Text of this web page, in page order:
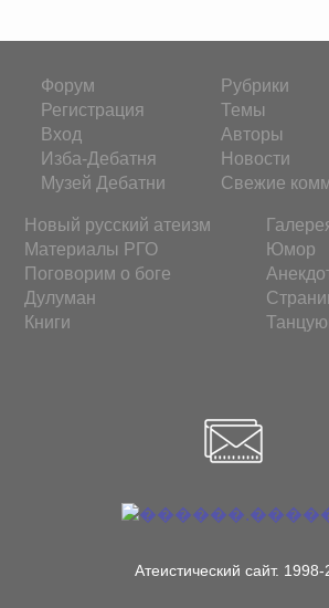
Форум
Регистрация
Вход
Изба-Дебатня
Музей Дебатни
Рубрики
Темы
Авторы
Новости
Свежие
Новый русский атеизм
Материалы РГО
Поговорим о боге
Дулуман
Книги
Юмор
Атеистический сайт. 1998-